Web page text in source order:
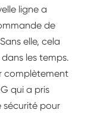
ligne a
de
elle, cela
les temps.
complètement
qui a pris
sécurité pour